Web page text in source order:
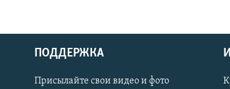
Українською
ПОДДЕРЖКА
Присылайте свои видео и фото